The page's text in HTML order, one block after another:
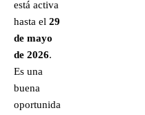
está activa
hasta el 29
de mayo
de 2026.
Es una
buena
oportunida